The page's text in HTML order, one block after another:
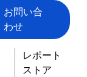
お問い合
わせ
レポート
ストア